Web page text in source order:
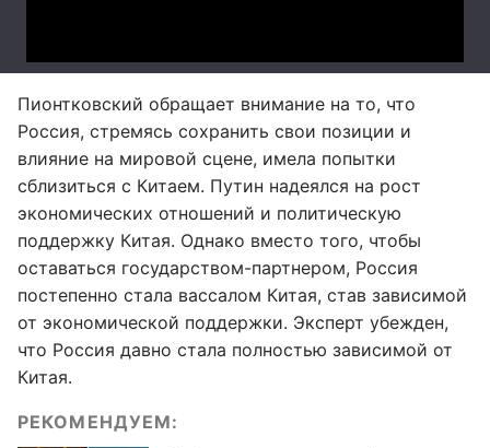
Пионтковский обращает внимание на то, что
Россия, стремясь сохранить свои позиции и
влияние на мировой сцене, имела попытки
сблизиться с Китаем. Путин надеялся на рост
экономических отношений и политическую
поддержку Китая. Однако вместо того, чтобы
оставаться государством-партнером, Россия
постепенно стала вассалом Китая, став зависимой
от экономической поддержки. Эксперт убежден,
что Россия давно стала полностью зависимой от
Китая.
РЕКОМЕНДУЕМ: